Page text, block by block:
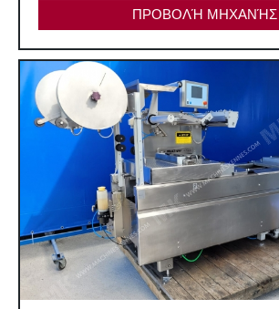
ΠΡΟΒΟΛΉ ΜΗΧΑΝΉΣ